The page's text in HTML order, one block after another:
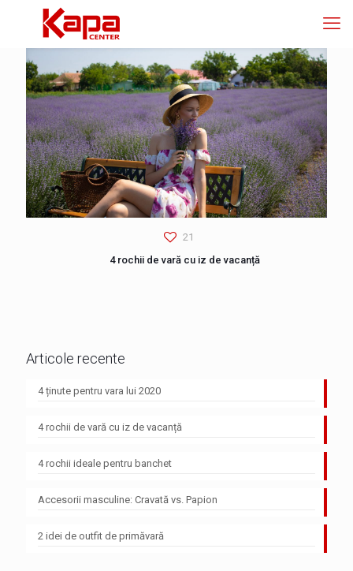
21
4 rochii de vară cu iz de vacanță
Articole recente
4 ținute pentru vara lui 2020
4 rochii de vară cu iz de vacanță
4 rochii ideale pentru banchet
Accesorii masculine: Cravată vs. Papion
2 idei de outfit de primăvară